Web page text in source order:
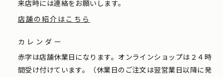
来店時には連絡をお願いします。
店舗の紹介はこちら
カレンダー
赤字は店舗休業日になります。オンラインショップは２４時
間受け付けています。（休業日のご注文は翌営業日以降に発